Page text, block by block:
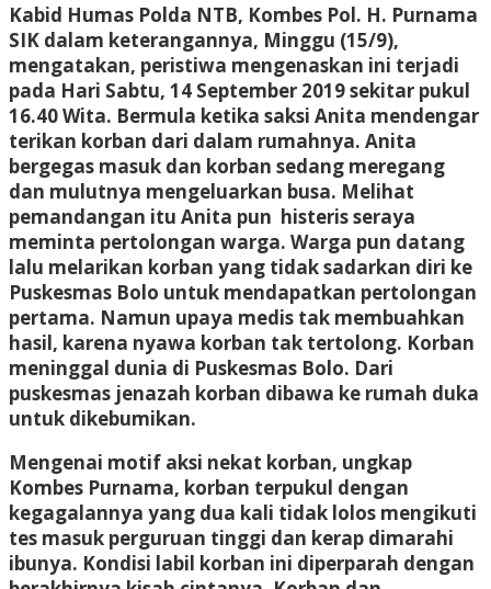
Kabid Humas Polda NTB, Kombes Pol. H. Purnama
SIK dalam keterangannya, Minggu (15/9),
mengatakan, peristiwa mengenaskan ini terjadi
pada Hari Sabtu, 14 September 2019 sekitar pukul
16.40 Wita. Bermula ketika saksi Anita mendengar
terikan korban dari dalam rumahnya. Anita
bergegas masuk dan korban sedang meregang
dan mulutnya mengeluarkan busa. Melihat
pemandangan itu Anita pun histeris seraya
meminta pertolongan warga. Warga pun datang
lalu melarikan korban yang tidak sadarkan diri ke
Puskesmas Bolo untuk mendapatkan pertolongan
pertama. Namun upaya medis tak membuahkan
hasil, karena nyawa korban tak tertolong. Korban
meninggal dunia di Puskesmas Bolo. Dari
puskesmas jenazah korban dibawa ke rumah duka
untuk dikebumikan.
Mengenai motif aksi nekat korban, ungkap
Kombes Purnama, korban terpukul dengan
kegagalannya yang dua kali tidak lolos mengikuti
tes masuk perguruan tinggi dan kerap dimarahi
ibunya. Kondisi labil korban ini diperparah dengan